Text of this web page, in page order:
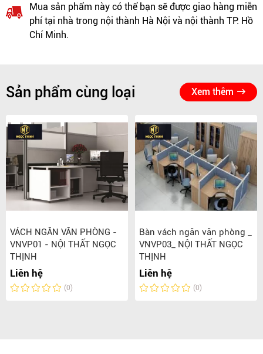
Mua sản phẩm này có thể bạn sẽ được giao hàng miễn
phí tại nhà trong nội thành Hà Nội và nội thành TP. Hồ
Chí Minh.
Sản phẩm cùng loại Xem thêm
VÁCH NGĂN VĂN PHÒNG -
VNVP01 - NỘI THẤT NGỌC
THỊNH
Liên hệ
(0)
Bàn vách ngăn văn phòng _
VNVP03_ NỘI THẤT NGỌC
THỊNH
Liên hệ
(0)